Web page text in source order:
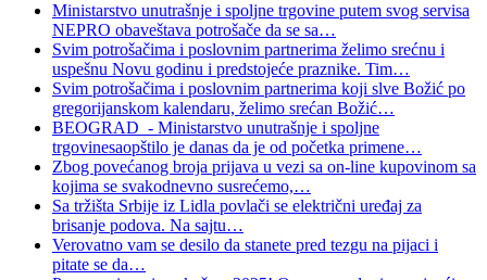
Ministarstvo unutrašnje i spoljne trgovine putem svog servisa
NEPRO obaveštava potrošače da se sa…
Svim potrošačima i poslovnim partnerima želimo srećnu i
uspešnu Novu godinu i predstojeće praznike. Tim…
Svim potrošačima i poslovnim partnerima koji slve Božić po
gregorijanskom kalendaru, želimo srećan Božić…
BEOGRAD - Ministarstvo unutrašnje i spoljne
trgovinesaopštilo je danas da je od početka primene…
Zbog povećanog broja prijava u vezi sa on-line kupovinom sa
kojima se svakodnevno susrećemo,…
Sa tržišta Srbije iz Lidla povlači se električni uređaj za
brisanje podova. Na sajtu…
Verovatno vam se desilo da stanete pred tezgu na pijaci i
pitate se da…